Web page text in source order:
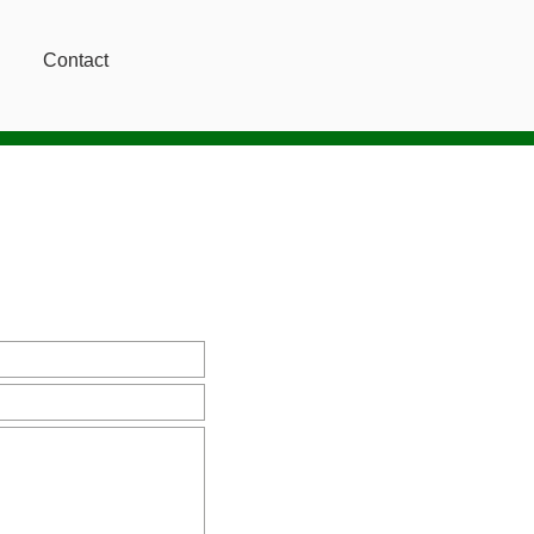
Contact